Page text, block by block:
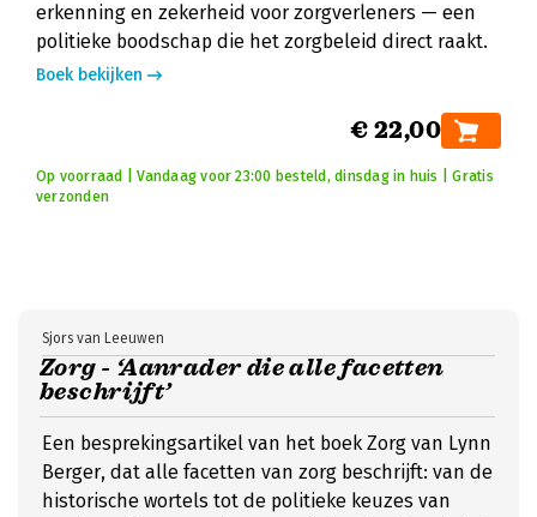
erkenning en zekerheid voor zorgverleners — een
politieke boodschap die het zorgbeleid direct raakt.
Boek bekijken
€ 22,00
Op voorraad | Vandaag voor 23:00 besteld, dinsdag in huis | Gratis
verzonden
Zorg - ‘Aanrader die alle facetten
beschrijft’
Sjors van Leeuwen
Een besprekingsartikel van het boek Zorg van Lynn
Berger, dat alle facetten van zorg beschrijft: van de
historische wortels tot de politieke keuzes van